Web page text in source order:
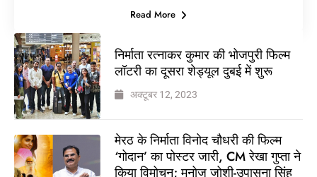
Read More
निर्माता रत्नाकर कुमार की भोजपुरी फिल्म
लॉटरी का दूसरा शेड्यूल दुबई में शुरू
अक्टूबर 12, 2023
मेरठ के निर्माता विनोद चौधरी की फिल्म
‘गोदान’ का पोस्टर जारी, CM रेखा गुप्ता ने
किया विमोचन; मनोज जोशी-उपासना सिंह